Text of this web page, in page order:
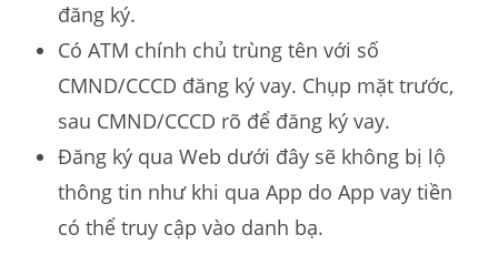
đăng ký.
Có ATM chính chủ trùng tên với số
CMND/CCCD đăng ký vay. Chụp mặt trước,
sau CMND/CCCD rõ để đăng ký vay.
Đăng ký qua Web dưới đây sẽ không bị lộ
thông tin như khi qua App do App vay tiền
có thể truy cập vào danh bạ.